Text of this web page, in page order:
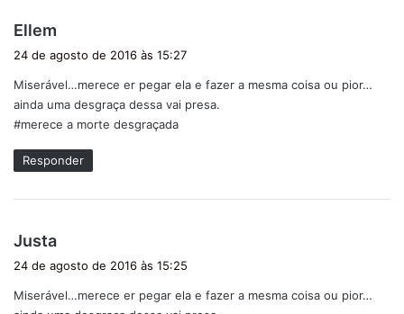
Ellem
s
e
:
24 de agosto de 2016 às 15:27
Miserável…merece er pegar ela e fazer a mesma coisa ou pior…
ainda uma desgraça dessa vai presa.
#merece a morte desgraçada
Responder
Justa
s
24 de agosto de 2016 às 15:25
Miserável…merece er pegar ela e fazer a mesma coisa ou pior…